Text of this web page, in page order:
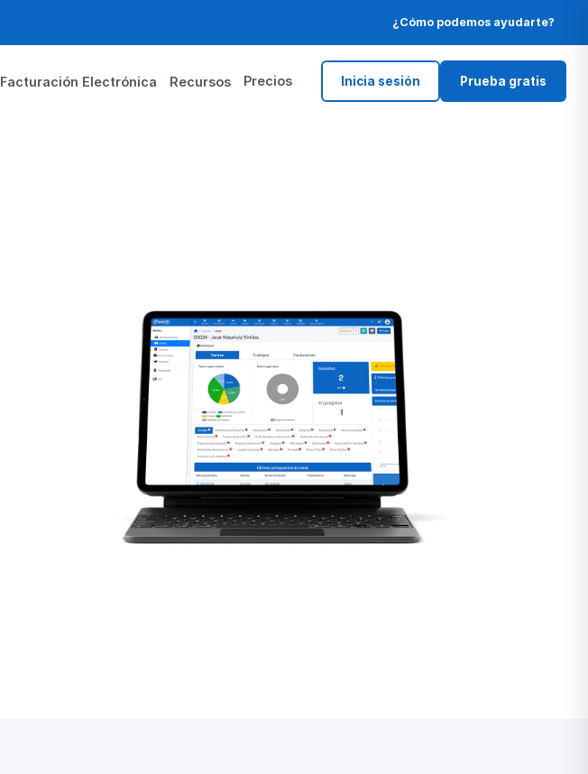
¿Cómo podemos ayudarte?
Facturación Electrónica Recursos Precios Inicia sesión Prueba gratis